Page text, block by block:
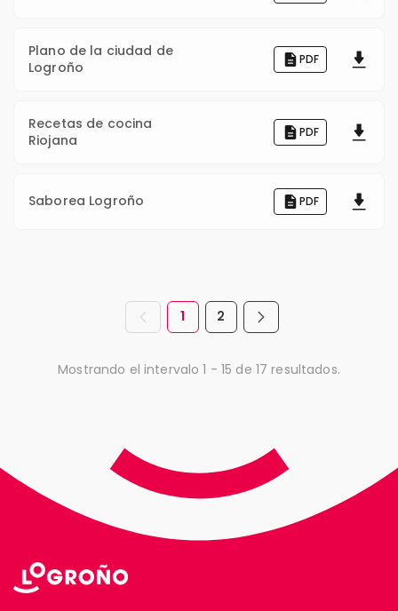
Plano de la ciudad de
Logroño
PDF
Recetas de cocina
Riojana
PDF
Saborea Logroño PDF
Mostrando el intervalo 1 - 15 de 17 resultados.
Página anterior
Página
1 Página
2 Página siguiente